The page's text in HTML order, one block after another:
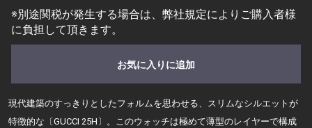
※別途関税が発生する場合は、弊社規定によりご購入者様
に負担して頂きます。
お気に入りに追加
現代建築のすっきりとしたフォルムを思わせる、スリムなシルエットが
特徴的な〔GUCCI 25H〕。このウォッチは極めて薄型のレイヤーで構成